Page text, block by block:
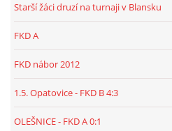
Starší žáci druzí na turnaji v Blansku
FKD A
FKD nábor 2012
1.5. Opatovice - FKD B 4:3
OLEŠNICE - FKD A 0:1